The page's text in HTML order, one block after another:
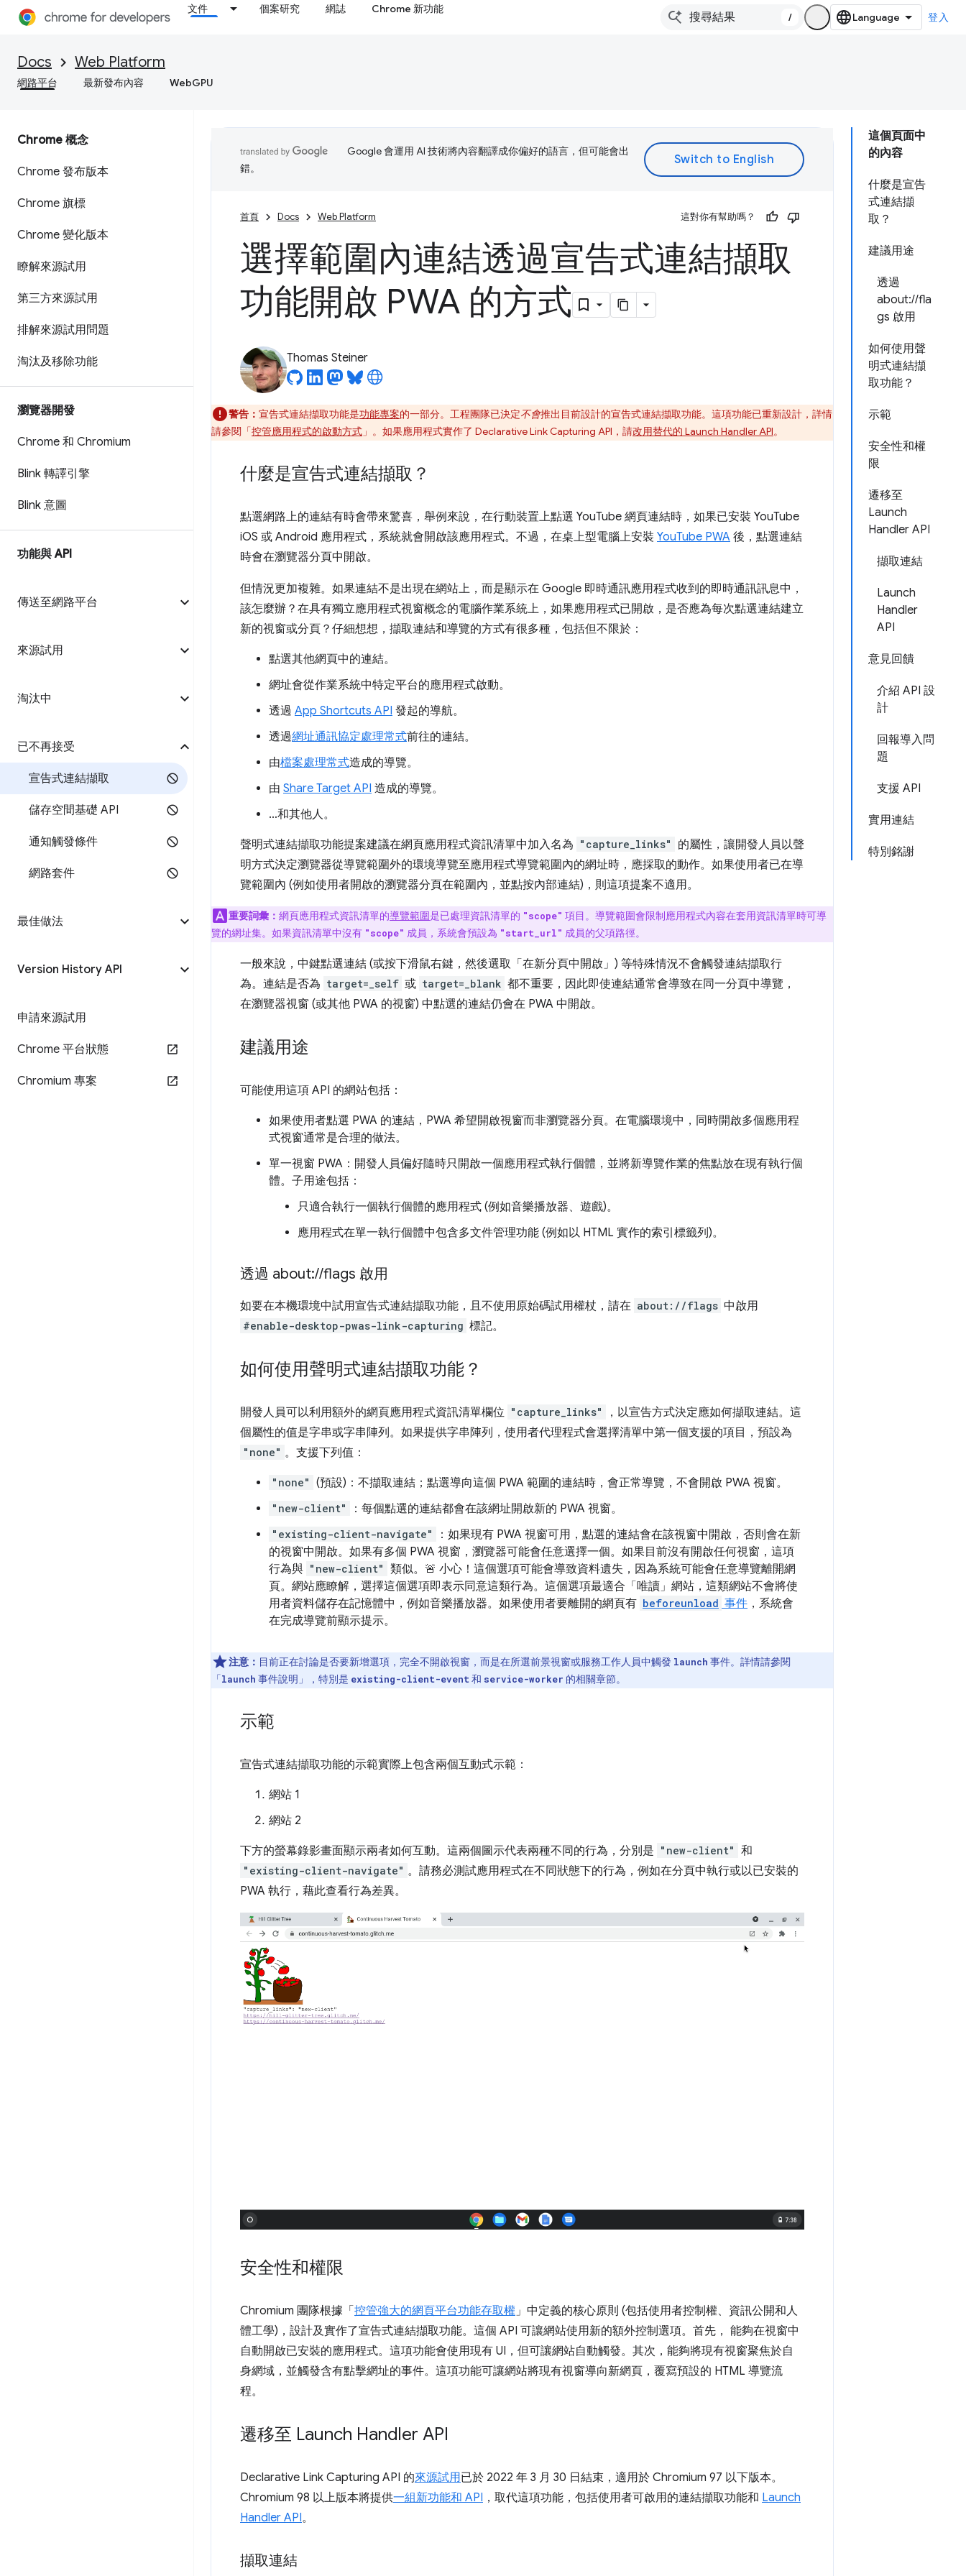
文件 個案研究 網誌 Chrome 新功能
/ 登入
Docs Web Platform
網路平台 最新發布內容 WebGPU
Chrome 概念
Chrome 發布版本
Chrome 旗標
Chrome 變化版本
瞭解來源試用
第三方來源試用
排解來源試用問題
淘汰及移除功能
瀏覽器開發
Chrome 和 Chromium
Blink 轉譯引擎
Blink 意圖
功能與 API
傳送至網路平台
來源試用
淘汰中
已不再接受
宣告式連結擷取
儲存空間基礎 API
通知觸發條件
網路套件
最佳做法
Version History API
申請來源試用
Chrome 平台狀態
Chromium 專案
這個頁面中
的內容
什麼是宣告
式連結擷
取？
建議用途
透過
about://fla
gs 啟用
如何使用聲
明式連結擷
取功能？
示範
安全性和權
限
遷移至
Launch
Handler API
擷取連結
Launch
Handler
API
意見回饋
介紹 API 設
計
回報導入問
題
支援 API
實用連結
特別銘謝
Google 會運用 AI 技術將內容翻譯成你偏好的語言，但可能會出
錯。
首頁 Docs Web Platform 這對你有幫助嗎？
選擇範圍內連結透過宣告式連結擷取
功能開啟 PWA 的方式
Thomas Steiner
警告： 宣告式連結擷取功能是功能專案的一部分。工程團隊已決定不會推出目前設計的宣告式連結擷取功能。這項功能已重新設計，詳情
請參閱「控管應用程式的啟動方式 」。如果應用程式實作了 Declarative Link Capturing API，請改用替代的 Launch Handler API。
什麼是宣告式連結擷取？
點選網路上的連結有時會帶來驚喜，舉例來說，在行動裝置上點選 YouTube 網頁連結時，如果已安裝 YouTube
iOS 或 Android 應用程式，系統就會開啟該應用程式。不過，在桌上型電腦上安裝 YouTube PWA 後，點選連結
時會在瀏覽器分頁中開啟。
但情況更加複雜。如果連結不是出現在網站上，而是顯示在 Google 即時通訊應用程式收到的即時通訊訊息中，
該怎麼辦？在具有獨立應用程式視窗概念的電腦作業系統上，如果應用程式已開啟，是否應為每次點選連結建立
新的視窗或分頁？仔細想想，擷取連結和導覽的方式有很多種，包括但不限於：
點選其他網頁中的連結。
網址會從作業系統中特定平台的應用程式啟動。
透過 App Shortcuts API 發起的導航。
透過網址通訊協定處理常式前往的連結。
由檔案處理常式造成的導覽。
由 Share Target API 造成的導覽。
…和其他人。
聲明式連結擷取功能提案建議在網頁應用程式資訊清單中加入名為 "capture_links"
的屬性，讓開發人員以聲
明方式決定瀏覽器從導覽範圍外的環境導覽至應用程式導覽範圍內的網址時，應採取的動作。如果使用者已在導
覽範圍內 (例如使用者開啟的瀏覽器分頁在範圍內，並點按內部連結)，則這項提案不適用。
重要詞彙： 網頁應用程式資訊清單的導覽範圍是已處理資訊清單的 "scope" 項目。導覽範圍會限制應用程式內容在套用資訊清單時可導
覽的網址集。如果資訊清單中沒有 "scope" 成員，系統會預設為 "start_url" 成員的父項路徑。
一般來說，中鍵點選連結 (或按下滑鼠右鍵，然後選取「在新分頁中開啟」) 等特殊情況不會觸發連結擷取行
為。連結是否為 target=_self 或 target=_blank 都不重要，因此即使連結通常會導致在同一分頁中導覽，
在瀏覽器視窗 (或其他 PWA 的視窗) 中點選的連結仍會在 PWA 中開啟。
建議用途
可能使用這項 API 的網站包括：
如果使用者點選 PWA 的連結，PWA 希望開啟視窗而非瀏覽器分頁。在電腦環境中，同時開啟多個應用程
式視窗通常是合理的做法。
單一視窗 PWA：開發人員偏好隨時只開啟一個應用程式執行個體，並將新導覽作業的焦點放在現有執行個
體。子用途包括：
只適合執行一個執行個體的應用程式 (例如音樂播放器、遊戲)。
應用程式在單一執行個體中包含多文件管理功能 (例如以 HTML 實作的索引標籤列)。
透過 about://flags 啟用
如要在本機環境中試用宣告式連結擷取功能，且不使用原始碼試用權杖，請在 about://flags 中啟用
#enable-desktop-pwas-link-capturing 標記。
如何使用聲明式連結擷取功能？
開發人員可以利用額外的網頁應用程式資訊清單欄位 "capture_links"
，以宣告方式決定應如何擷取連結。這
個屬性的值是字串或字串陣列。如果提供字串陣列，使用者代理程式會選擇清單中第一個支援的項目，預設為
"none" 。支援下列值：
"none" (預設)：不擷取連結；點選導向這個 PWA 範圍的連結時，會正常導覽，不會開啟 PWA 視窗。
"new-client" ：每個點選的連結都會在該網址開啟新的 PWA 視窗。
"existing-client-navigate"
：如果現有 PWA 視窗可用，點選的連結會在該視窗中開啟，否則會在新
的視窗中開啟。如果有多個 PWA 視窗，瀏覽器可能會任意選擇一個。如果目前沒有開啟任何視窗，這項
行為與 "new-client" 類似。🚨 小心！這個選項可能會導致資料遺失，因為系統可能會任意導覽離開網
頁。網站應瞭解，選擇這個選項即表示同意這類行為。這個選項最適合「唯讀」網站，這類網站不會將使
用者資料儲存在記憶體中，例如音樂播放器。如果使用者要離開的網頁有 beforeunload 事件 ，系統會
在完成導覽前顯示提示。
注意： 目前正在討論是否要新增選項，完全不開啟視窗，而是在所選前景視窗或服務工作人員中觸發 launch 事件。詳情請參閱
「launch 事件說明」 ，特別是 existing-client-event 和 service-worker 的相關章節。
示範
宣告式連結擷取功能的示範實際上包含兩個互動式示範：
網站 1
網站 2
下方的螢幕錄影畫面顯示兩者如何互動。這兩個圖示代表兩種不同的行為，分別是 "new-client" 和
"existing-client-navigate" 。請務必測試應用程式在不同狀態下的行為，例如在分頁中執行或以已安裝的
PWA 執行，藉此查看行為差異。
安全性和權限
Chromium 團隊根據「 控管強大的網頁平台功能存取權」中定義的核心原則 (包括使用者控制權、資訊公開和人
體工學)，設計及實作了宣告式連結擷取功能。這個 API 可讓網站使用新的額外控制選項。首先， 能夠在視窗中
自動開啟已安裝的應用程式。這項功能會使用現有 UI，但可讓網站自動觸發。其次，能夠將現有視窗聚焦於自
身網域，並觸發含有點擊網址的事件。這項功能可讓網站將現有視窗導向新網頁，覆寫預設的 HTML 導覽流
程。
遷移至 Launch Handler API
Declarative Link Capturing API 的來源試用已於 2022 年 3 月 30 日結束，適用於 Chromium 97 以下版本。
Chromium 98 以上版本將提供一組新功能和 API ，取代這項功能，包括使用者可啟用的連結擷取功能和 Launch
Handler API。
擷取連結